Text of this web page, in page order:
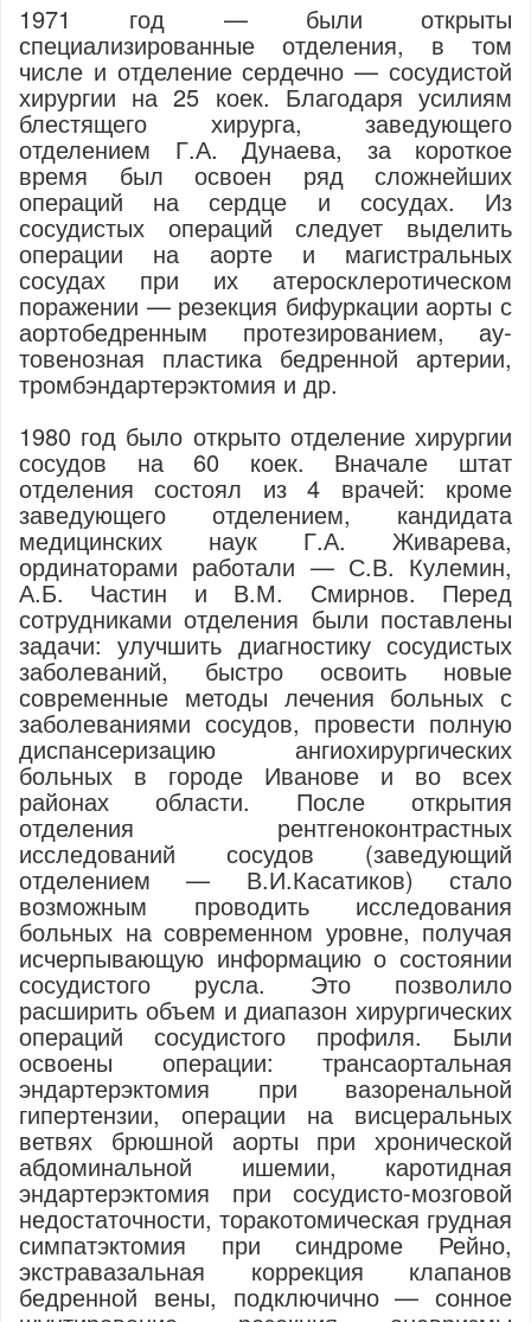
1971 год — были открыты
специализированные отделения, в том
числе и отделение сердечно — сосудистой
хирургии на 25 коек. Благодаря усилиям
блестящего хирурга, заведующего
отделением Г.А. Дунаева, за короткое
время был освоен ряд сложнейших
операций на сердце и сосу­дах. Из
сосудистых операций следует выделить
операции на аорте и магистральных
сосудах при их атеросклеротическом
поражении — резекция бифуркации аорты с
аортобедренным протезированием, ау­
товенозная пластика бедренной артерии,
тромбэндартерэктомия и др.
1980 год было открыто отделение хирургии
сосудов на 60 коек. Вначале штат
отделения состоял из 4 врачей: кроме
заведующего отделением, кандидата
медицинских наук Г.А. Живарева,
ординаторами работали — С.В. Кулемин,
А.Б. Частин и В.М. Смирнов. Перед
сотрудниками отделения были поставлены
задачи: улучшить диагностику сосудистых
заболеваний, быстро освоить новые
современные методы лечения больных с
заболеваниями сосудов, провести полную
диспансеризацию ангиохирургических
больных в городе Иванове и во всех
районах области. После открытия
отделения рентгеноконтрастных
исследований сосудов (заведующий
отделением — В.И.Касатиков) стало
возможным проводить исследования
больных на современном уровне, получая
исчерпывающую информацию о состоянии
сосудистого русла. Это позволило
расширить объем и диапазон хирургических
операций сосудистого профиля. Были
освоены операции: трансаортальная
эндартерэктомия при вазоренальной
гипертензии, операции на висцеральных
ветвях брюшной аорты при хронической
абдоминальной ишемии, каротидная
эндартерэктомия при сосудисто-мозговой
недостаточности, торакотомическая грудная
симпатэктомия при синдроме Рейно,
экстравазальная коррекция клапанов
бедренной вены, подключично — сонное